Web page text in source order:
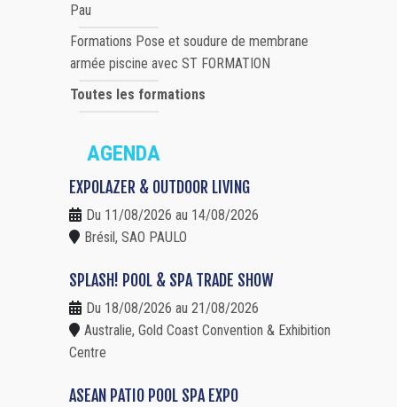
Pau
Formations Pose et soudure de membrane
armée piscine avec ST FORMATION
Toutes les formations
AGENDA
EXPOLAZER & OUTDOOR LIVING
Du 11/08/2026 au 14/08/2026
Brésil, SAO PAULO
SPLASH! POOL & SPA TRADE SHOW
Du 18/08/2026 au 21/08/2026
Australie, Gold Coast Convention & Exhibition
Centre
ASEAN PATIO POOL SPA EXPO